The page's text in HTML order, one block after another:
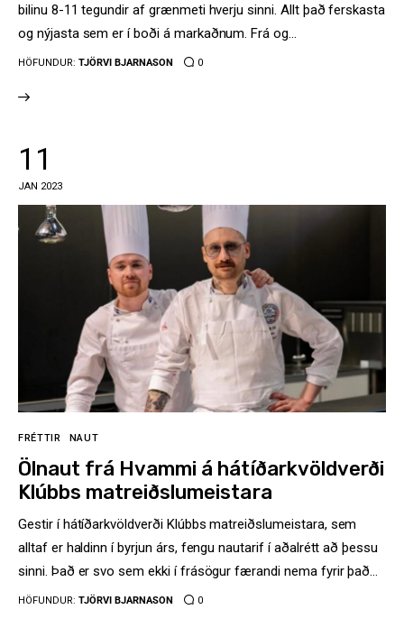
bilinu 8-11 tegundir af grænmeti hverju sinni. Allt það ferskasta
og nýjasta sem er í boði á markaðnum. Frá og…
HÖFUNDUR: TJÖRVI BJARNASON 0
11
JAN 2023
FRÉTTIR NAUT
Ölnaut frá Hvammi á hátíðarkvöldverði
Klúbbs matreiðslumeistara
Gestir í hátíðarkvöldverði Klúbbs matreiðslumeistara, sem
alltaf er haldinn í byrjun árs, fengu nautarif í aðalrétt að þessu
sinni. Það er svo sem ekki í frásögur færandi nema fyrir það…
HÖFUNDUR: TJÖRVI BJARNASON 0